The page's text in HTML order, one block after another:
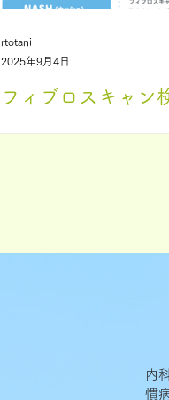
フィブロスキャン
ます。測定時間は1～5
トンと叩かれるような 軽
rtotani
2025年9月4日
内
慣